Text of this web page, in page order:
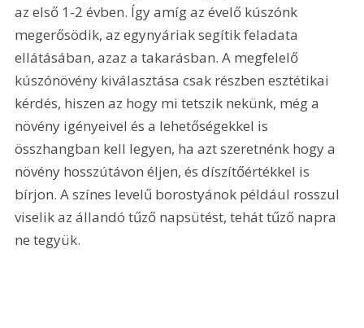
az első 1-2 évben. Így amíg az évelő kúszónk
megerősödik, az egynyáriak segítik feladata
ellátásában, azaz a takarásban. A megfelelő
kúszónövény kiválasztása csak részben esztétikai
kérdés, hiszen az hogy mi tetszik nekünk, még a
növény igényeivel és a lehetőségekkel is
összhangban kell legyen, ha azt szeretnénk hogy a
növény hosszútávon éljen, és díszítőértékkel is
bírjon. A színes levelű borostyánok például rosszul
viselik az állandó tűző napsütést, tehát tűző napra
ne tegyük.